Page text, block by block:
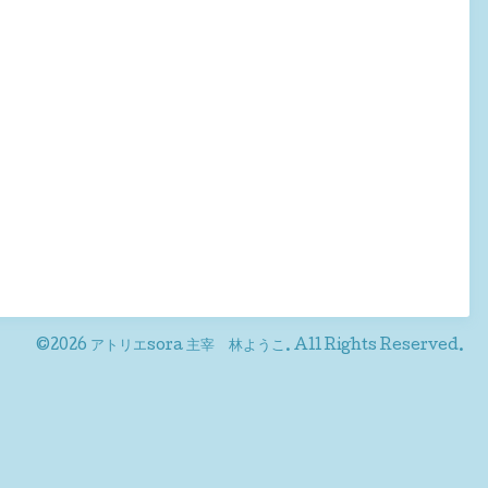
©2026 アトリエsora 主宰 林ようこ . All Rights Reserved.